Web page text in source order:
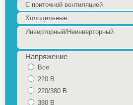
С приточной вентиляцией
Холодильные
Инверторный/Неинверторный
Напряжение
Все
220 В
220/380 В
380 В